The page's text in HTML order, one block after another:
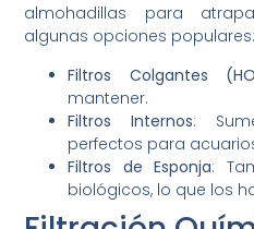
almohadillas para
algunas opciones populares:
Filtros Colgantes
mantener.
Filtros Internos:
perfectos para
Filtros de Esponja:
biológicos, lo que los